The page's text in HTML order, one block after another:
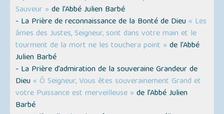
Sauveur » de l’Abbé Julien Barbé
- La Prière de reconnaissance de la Bonté de Dieu « Les
âmes des Justes, Seigneur, sont dans votre main et le
tourment de la mort ne les touchera point » de l’Abbé
Julien Barbé
- La Prière d’admiration de la souveraine Grandeur de
Dieu « Ô Seigneur, Vous êtes souverainement Grand et
votre Puissance est merveilleuse » de l’Abbé Julien
Barbé